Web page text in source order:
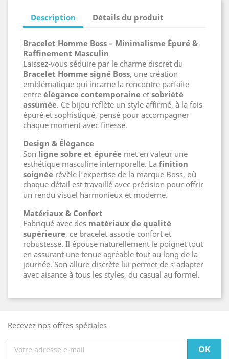
Description Détails du produit
Bracelet Homme Boss – Minimalisme Épuré &
Raffinement Masculin
Laissez-vous séduire par le charme discret du
Bracelet Homme signé Boss, une création
emblématique qui incarne la rencontre parfaite
entre élégance contemporaine et sobriété
assumée. Ce bijou reflète un style affirmé, à la fois
épuré et sophistiqué, pensé pour accompagner
chaque moment avec finesse.
Design & Élégance
Son ligne sobre et épurée met en valeur une
esthétique masculine intemporelle. La finition
soignée révèle l’expertise de la marque Boss, où
chaque détail est travaillé avec précision pour offrir
un rendu visuel harmonieux et moderne.
Matériaux & Confort
Fabriqué avec des matériaux de qualité
supérieure, ce bracelet associe confort et
robustesse. Il épouse naturellement le poignet tout
en assurant une tenue agréable tout au long de la
journée. Son allure discrète lui permet de s’adapter
avec aisance à tous les styles, du casual au formel.
Recevez nos offres spéciales